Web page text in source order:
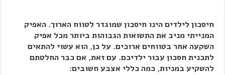
חיסכון לילדים הינו חיסכון שמוגדר לטווח הארוך. האפיק
המנייתי מניב את התשואות הגבוהות ביותר מכל אפיק
השקעה אחר בטווחים ארוכים. על כן, הוא עשוי להתאים
לתכנית חסכון עבור ילדיכם. עם זאת, אם כבר החלטתם
להשקיע במניות, כמה כללי אצבע חשובים: